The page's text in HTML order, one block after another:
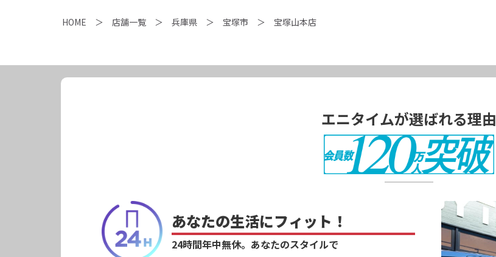
HOME 店舗一覧 兵庫県 宝塚市 宝塚山本店
エニタイムが選ばれる理由
あなたの生活にフィット！
24時間年中無休。 あなたのスタイルで